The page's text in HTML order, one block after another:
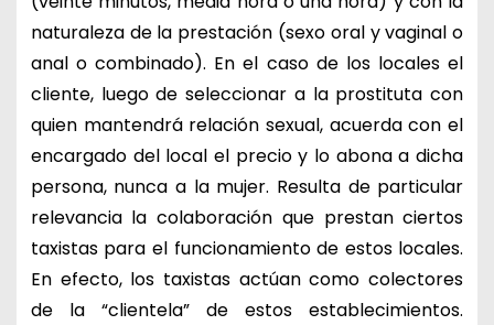
naturaleza de la prestación (sexo oral y vaginal o
anal o combinado). En el caso de los locales el
cliente, luego de seleccionar a la prostituta con
quien mantendrá relación sexual, acuerda con el
encargado del local el precio y lo abona a dicha
persona, nunca a la mujer. Resulta de particular
relevancia la colaboración que prestan ciertos
taxistas para el funcionamiento de estos locales.
En efecto, los taxistas actúan como colectores
de la “clientela” de estos establecimientos.